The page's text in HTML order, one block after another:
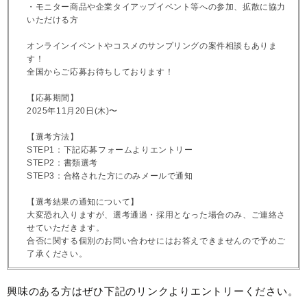
・モニター商品や企業タイアップイベント等への参加、拡散に協力
いただける方
オンラインイベントやコスメのサンプリングの案件相談もありま
す！
全国からご応募お待ちしております！
【応募期間】
2025年11月20日(木)〜
【選考方法】
STEP1：下記応募フォームよりエントリー
STEP2：書類選考
STEP3：合格された方にのみメールで通知
【選考結果の通知について】
大変恐れ入りますが、選考通過・採用となった場合のみ、ご連絡さ
せていただきます。
合否に関する個別のお問い合わせにはお答えできませんので予めご
了承ください。
興味のある方はぜひ下記のリンクよりエントリーください。